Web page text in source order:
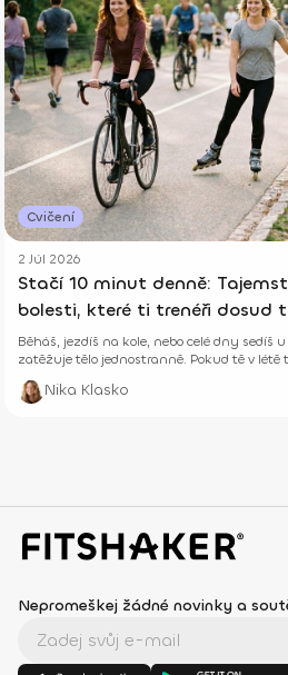
Cvičení
2 Júl 2026
Stačí 10 minut denně:
bolesti, které ti trenéři dosud
Běháš, jezdíš na kole, nebo celé dny sedíš
zatěžuje tělo jednostranně. Pokud tě v
svalů, někde děláš chybu.
Nika Klasko
Nepromeškej žádné novinky a